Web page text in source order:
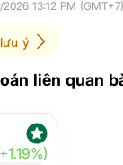
13:12 PM (GMT+7)
ý
liên quan